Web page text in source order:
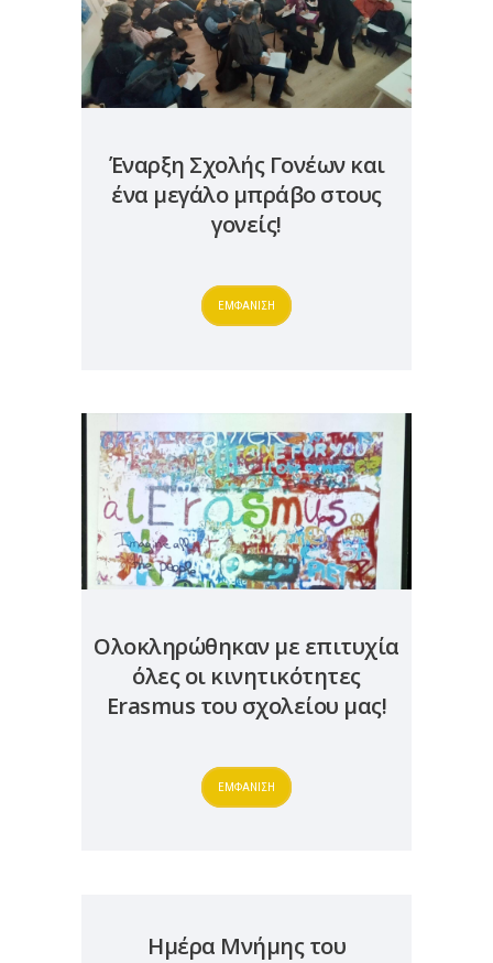
Έναρξη Σχολής Γονέων και
ένα μεγάλο μπράβο στους
γονείς!
ΕΜΦΑΝΙΣΗ
Ολοκληρώθηκαν με επιτυχία
όλες οι κινητικότητες
Erasmus του σχολείου μας!
ΕΜΦΑΝΙΣΗ
Ημέρα Μνήμης του